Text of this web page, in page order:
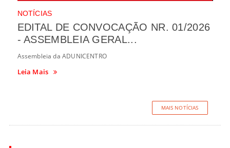
NOTÍCIAS
EDITAL DE CONVOCAÇÃO NR. 01/2026
- ASSEMBLEIA GERAL...
Assembleia da ADUNICENTRO
Leia Mais
MAIS NOTÍCIAS